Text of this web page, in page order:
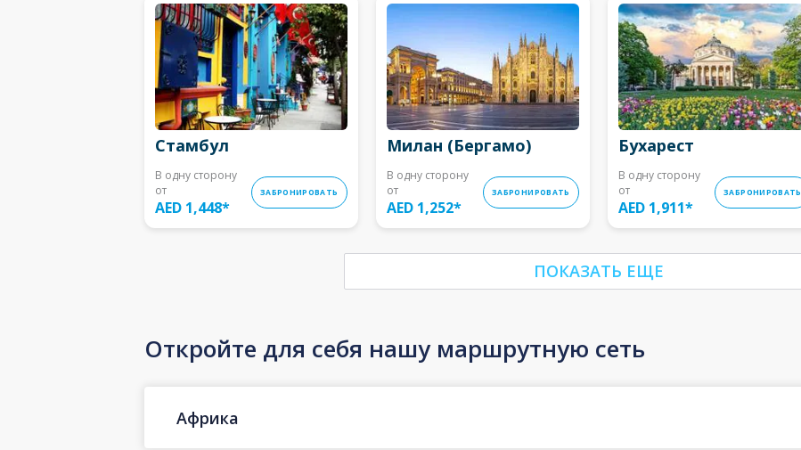
Стамбул
В одну сторону
от
AED 1,448*
ЗАБРОНИРОВАТЬ
Милан (Бергамо)
В одну сторону
от
AED 1,252*
ЗАБРОНИРОВАТЬ
Бухарест
В одну сторону
от
AED 1,911*
ЗАБРОНИРОВАТЬ
ПОКАЗАТЬ ЕЩЕ
Откройте для себя нашу маршрутную сеть
Африка